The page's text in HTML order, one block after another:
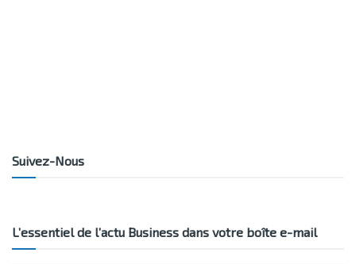
Suivez-Nous
L’essentiel de l’actu Business dans votre boîte e-mail